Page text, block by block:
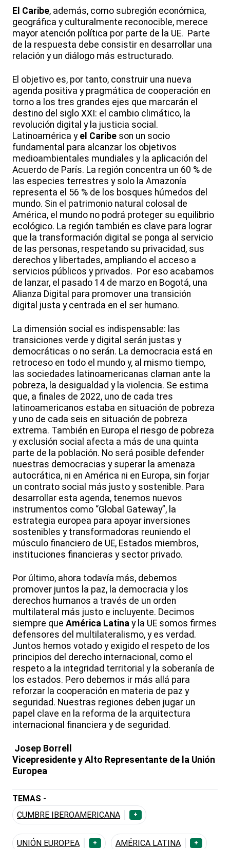
El Caribe, además, como subregión económica,
geográfica y culturalmente reconocible, merece
mayor atención política por parte de la UE. Parte
de la respuesta debe consistir en desarrollar una
relación y un diálogo más estructurado.
El objetivo es, por tanto, construir una nueva
agenda positiva y pragmática de cooperación en
torno a los tres grandes ejes que marcarán el
destino del siglo XXI: el cambio climático, la
revolución digital y la justicia social.
Latinoamérica y el Caribe son un socio
fundamental para alcanzar los objetivos
medioambientales mundiales y la aplicación del
Acuerdo de París. La región concentra un 60 % de
las especies terrestres y solo la Amazonía
representa el 56 % de los bosques húmedos del
mundo. Sin el patrimonio natural colosal de
América, el mundo no podrá proteger su equilibrio
ecológico. La región también es clave para lograr
que la transformación digital se ponga al servicio
de las personas, respetando su privacidad, sus
derechos y libertades, ampliando el acceso a
servicios públicos y privados. Por eso acabamos
de lanzar, el pasado 14 de marzo en Bogotá, una
Alianza Digital para promover una transición
digital justa y centrada en el ser humano.
La dimensión social es indispensable: las
transiciones verde y digital serán justas y
democráticas o no serán. La democracia está en
retroceso en todo el mundo y, al mismo tiempo,
las sociedades latinoamericanas claman ante la
pobreza, la desigualdad y la violencia. Se estima
que, a finales de 2022, uno de cada tres
latinoamericanos estaba en situación de pobreza
y uno de cada seis en situación de pobreza
extrema. También en Europa el riesgo de pobreza
y exclusión social afecta a más de una quinta
parte de la población. No será posible defender
nuestras democracias y superar la amenaza
autocrática, ni en América ni en Europa, sin forjar
un contrato social más justo y sostenible. Para
desarrollar esta agenda, tenemos nuevos
instrumentos como “Global Gateway”, la
estrategia europea para apoyar inversiones
sostenibles y transformadoras reuniendo el
músculo financiero de UE, Estados miembros,
instituciones financieras y sector privado.
Por último, ahora todavía más, debemos
promover juntos la paz, la democracia y los
derechos humanos a través de un orden
multilateral más justo e incluyente. Decimos
siempre que América Latina y la UE somos firmes
defensores del multilateralismo, y es verdad.
Juntos hemos votado y exigido el respeto de los
principios del derecho internacional, como el
respeto a la integridad territorial y la soberanía de
los estados. Pero debemos ir más allá para
reforzar la cooperación en materia de paz y
seguridad. Nuestras regiones deben jugar un
papel clave en la reforma de la arquitectura
internacional financiera y de seguridad.
Josep Borrell
Vicepresidente y Alto Representante de la Unión
Europea
TEMAS -
CUMBRE IBEROAMERICANA
+
UNIÓN EUROPEA + AMÉRICA LATINA +